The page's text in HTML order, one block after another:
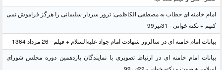
امام خامنه ای خطاب به مصطفی الکاظمی: ترور سردار سلیمانی را هرگز فراموش نمی
کنیم + نکته خوانی - 31تیر99
بیانات امام خامنه ای در سالروز شهادت امام جواد علیه‌السلام + فیلم - 26 مرداد 1364
بیانات امام خامنه ای در ارتباط تصویری با نمایندگان یازدهمین دوره مجلس شورای